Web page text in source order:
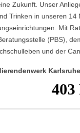
Zukunft. Unser
Trinken in unseren
Mit
(PBS),
und der